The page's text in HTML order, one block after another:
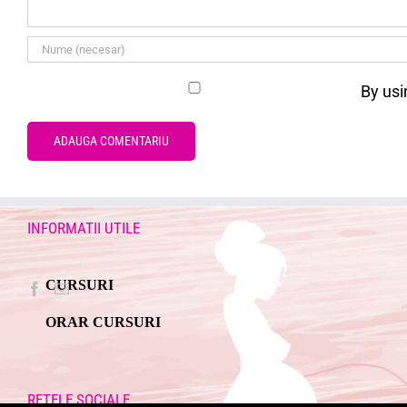
By
INFORMATII UTILE
CURSURI
ORAR CURSURI
RETELE SOCIALE